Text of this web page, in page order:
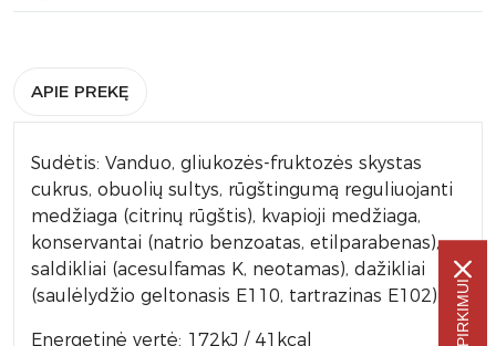
APIE PREKĘ
Sudėtis: Vanduo, gliukozės-fruktozės skystas
cukrus, obuolių sultys, rūgštingumą reguliuojanti
medžiaga (citrinų rūgštis), kvapioji medžiaga,
konservantai (natrio benzoatas, etilparabenas),
saldikliai (acesulfamas K, neotamas), dažikliai
(saulėlydžio geltonasis E110, tartrazinas E102).
Energetinė vertė: 172kJ / 41kcal